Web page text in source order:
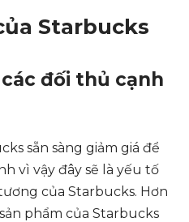
Starbucks
đối thủ cạnh
sẵn sàng giảm giá để
vì vậy đây sẽ là yếu tố
của Starbucks. Hơn
phẩm của Starbucks